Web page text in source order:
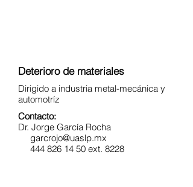
Deterioro de materiales
Dirigido a industria metal-mecánica y
automotríz
Contacto:
Dr. Jorge García Rocha
garcrojo@uaslp.mx
444 826 14 50 ext. 8228